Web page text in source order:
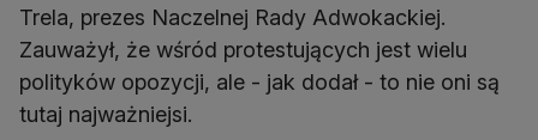
Trela, prezes Naczelnej Rady Adwokackiej.
Zauważył, że wśród protestujących jest wielu
polityków opozycji, ale - jak dodał - to nie oni są
tutaj najważniejsi.